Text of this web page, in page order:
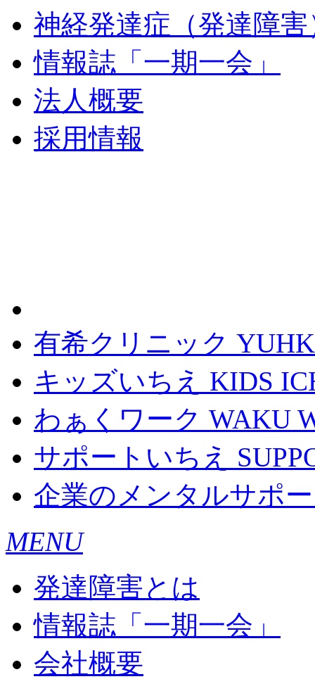
神経発達症（発達障
情報誌「一期一会」
法人概要
採用情報
有希クリニック
キッズいちえ KIDS
わぁくワーク WAKU
サポートいちえ
企業のメンタルサポ
MENU
発達障害とは
情報誌「一期一会」
会社概要